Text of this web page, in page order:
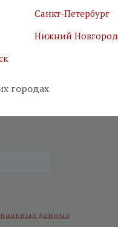
данных
Санкт-Петербург
Нижний Новгород
городах